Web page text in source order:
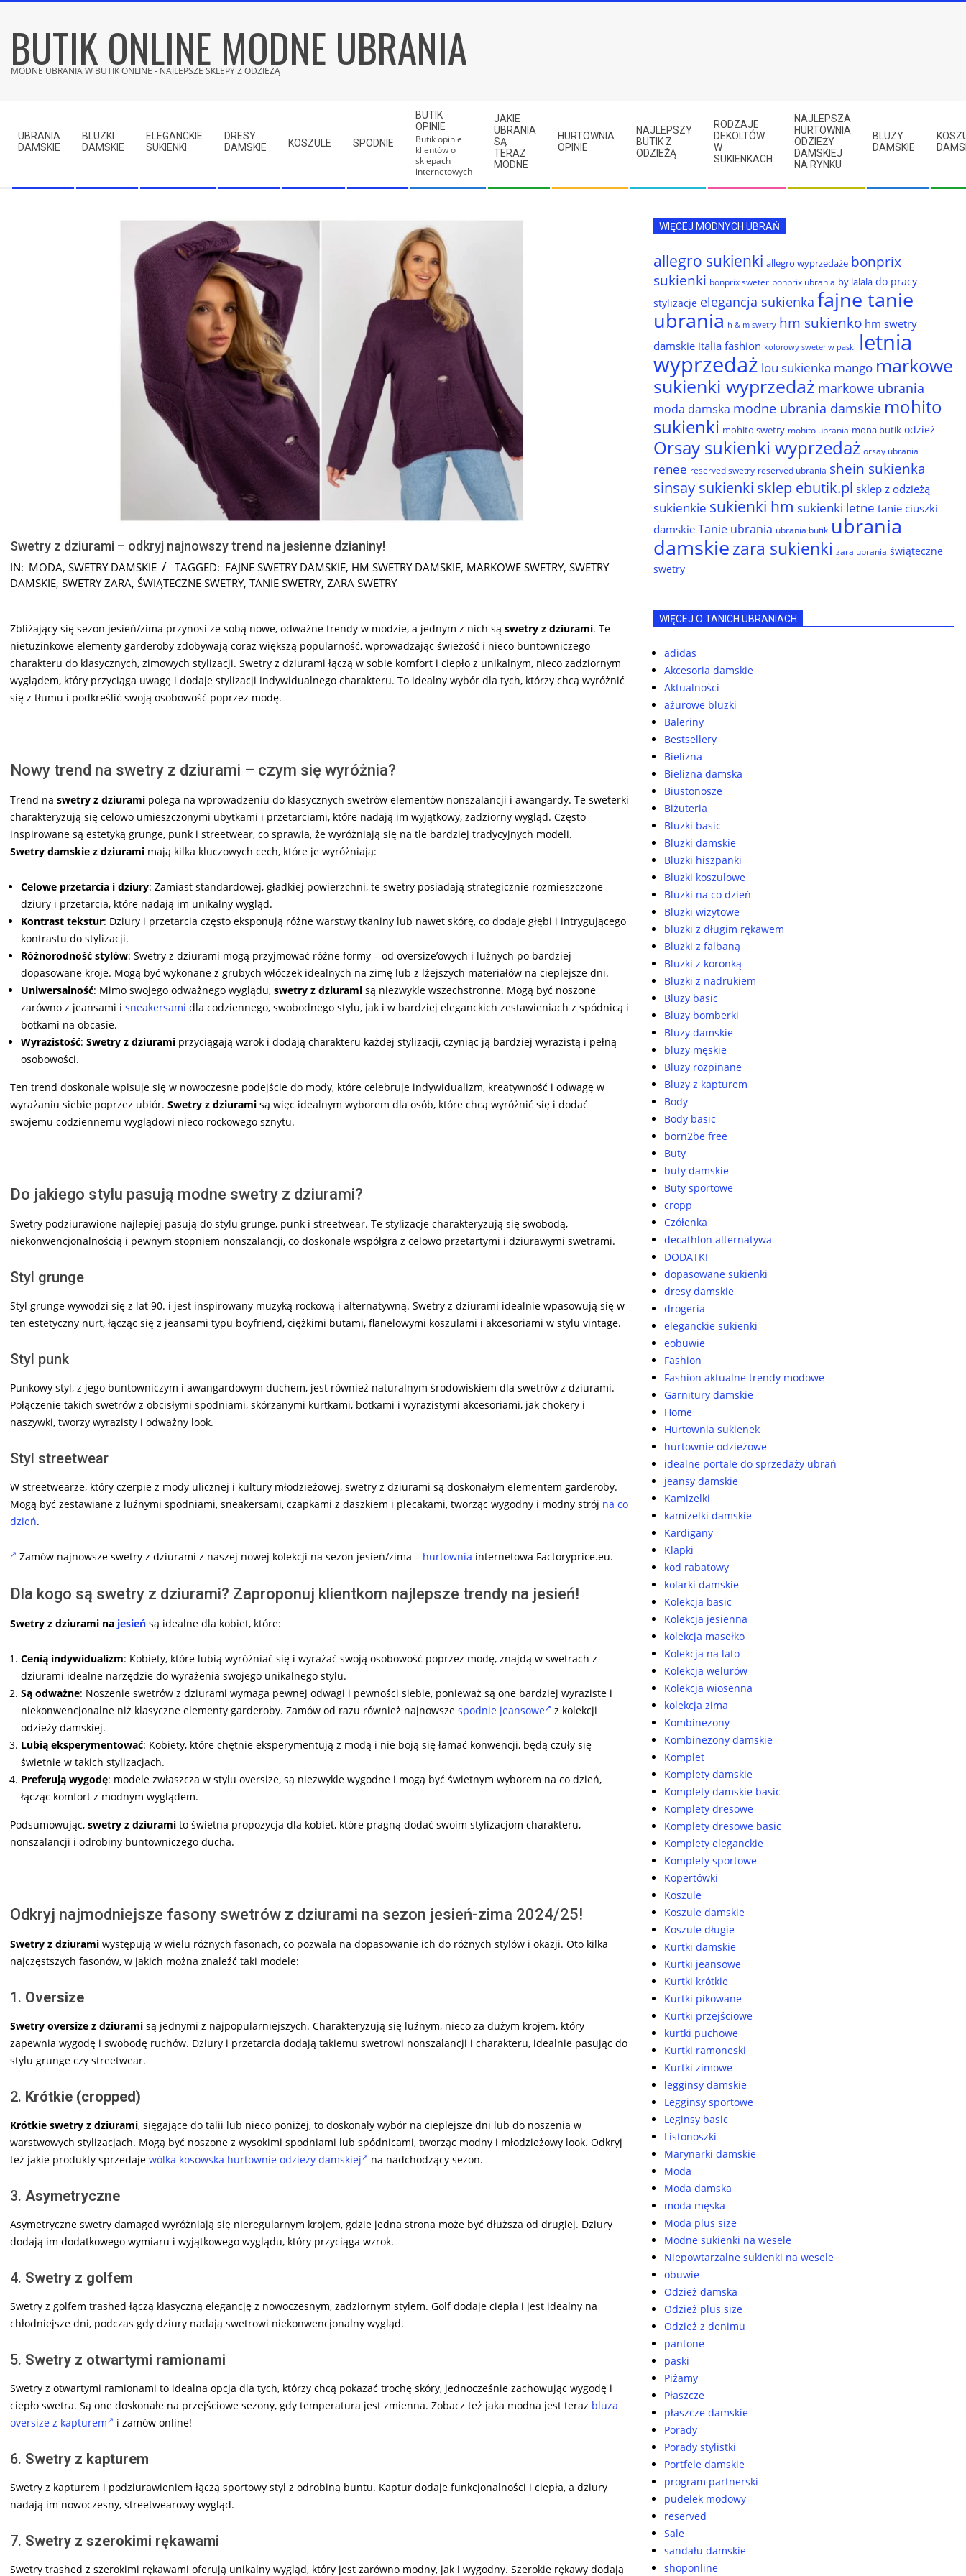
contentBUTIK ONLINE MODNE UBRANIA
MODNE UBRANIA W BUTIK ONLINE - NAJLEPSZE SKLEPY Z ODZIEŻĄ
Menu
UBRANIA
DAMSKIE
BLUZKI
DAMSKIE
ELEGANCKIE
SUKIENKI
DRESY
DAMSKIE
KOSZULE SPODNIE
BUTIK
OPINIE
Butik opinie
klientów o
sklepach
internetowych
JAKIE
UBRANIA
SĄ
TERAZ
MODNE
HURTOWNIA
OPINIE
NAJLEPSZY
BUTIK Z
ODZIEŻĄ
RODZAJE
DEKOLTÓW
W
SUKIENKACH
NAJLEPSZA
HURTOWNIA
ODZIEŻY
DAMSKIEJ
NA RYNKU
BLUZY
DAMSKIE
Swetry z dziurami – odkryj najnowszy trend na jesienne dzianiny!
IN: MODA, SWETRY DAMSKIE TAGGED: FAJNE SWETRY DAMSKIE, HM SWETRY DAMSKIE, MARKOWE SWETRY, SWETRY
DAMSKIE, SWETRY ZARA, ŚWIĄTECZNE SWETRY, TANIE SWETRY, ZARA SWETRY
Zbliżający się sezon jesień/zima przynosi ze sobą nowe, odważne trendy w modzie, a jednym z nich są swetry z dziurami. Te
nietuzinkowe elementy garderoby zdobywają coraz większą popularność, wprowadzając świeżość i nieco buntowniczego
charakteru do klasycznych, zimowych stylizacji. Swetry z dziurami łączą w sobie komfort i ciepło z unikalnym, nieco zadziornym
wyglądem, który przyciąga uwagę i dodaje stylizacji indywidualnego charakteru. To idealny wybór dla tych, którzy chcą wyróżnić
się z tłumu i podkreślić swoją osobowość poprzez modę.
Nowy trend na swetry z dziurami – czym się wyróżnia?
Trend na swetry z dziurami polega na wprowadzeniu do klasycznych swetrów elementów nonszalancji i awangardy. Te sweterki
charakteryzują się celowo umieszczonymi ubytkami i przetarciami, które nadają im wyjątkowy, zadziorny wygląd. Często
inspirowane są estetyką grunge, punk i streetwear, co sprawia, że wyróżniają się na tle bardziej tradycyjnych modeli.
Swetry damskie z dziurami mają kilka kluczowych cech, które je wyróżniają:
Celowe przetarcia i dziury: Zamiast standardowej, gładkiej powierzchni, te swetry posiadają strategicznie rozmieszczone
dziury i przetarcia, które nadają im unikalny wygląd.
Kontrast tekstur: Dziury i przetarcia często eksponują różne warstwy tkaniny lub nawet skórę, co dodaje głębi i intrygującego
kontrastu do stylizacji.
Różnorodność stylów: Swetry z dziurami mogą przyjmować różne formy – od oversize’owych i luźnych po bardziej
dopasowane kroje. Mogą być wykonane z grubych włóczek idealnych na zimę lub z lżejszych materiałów na cieplejsze dni.
Uniwersalność: Mimo swojego odważnego wyglądu, swetry z dziurami są niezwykle wszechstronne. Mogą być noszone
zarówno z jeansami i sneakersami dla codziennego, swobodnego stylu, jak i w bardziej eleganckich zestawieniach z spódnicą i
botkami na obcasie.
Wyrazistość: Swetry z dziurami przyciągają wzrok i dodają charakteru każdej stylizacji, czyniąc ją bardziej wyrazistą i pełną
osobowości.
Ten trend doskonale wpisuje się w nowoczesne podejście do mody, które celebruje indywidualizm, kreatywność i odwagę w
wyrażaniu siebie poprzez ubiór. Swetry z dziurami są więc idealnym wyborem dla osób, które chcą wyróżnić się i dodać
swojemu codziennemu wyglądowi nieco rockowego sznytu.
Do jakiego stylu pasują modne swetry z dziurami?
Swetry podziurawione najlepiej pasują do stylu grunge, punk i streetwear. Te stylizacje charakteryzują się swobodą,
niekonwencjonalnością i pewnym stopniem nonszalancji, co doskonale współgra z celowo przetartymi i dziurawymi swetrami.
Styl grunge
Styl grunge wywodzi się z lat 90. i jest inspirowany muzyką rockową i alternatywną. Swetry z dziurami idealnie wpasowują się w
ten estetyczny nurt, łącząc się z jeansami typu boyfriend, ciężkimi butami, flanelowymi koszulami i akcesoriami w stylu vintage.
Styl punk
Punkowy styl, z jego buntowniczym i awangardowym duchem, jest również naturalnym środowiskiem dla swetrów z dziurami.
Połączenie takich swetrów z obcisłymi spodniami, skórzanymi kurtkami, botkami i wyrazistymi akcesoriami, jak chokery i
naszywki, tworzy wyrazisty i odważny look.
Styl streetwear
W streetwearze, który czerpie z mody ulicznej i kultury młodzieżowej, swetry z dziurami są doskonałym elementem garderoby.
Mogą być zestawiane z luźnymi spodniami, sneakersami, czapkami z daszkiem i plecakami, tworząc wygodny i modny strój na co
dzień.
Zamów najnowsze swetry z dziurami z naszej nowej kolekcji na sezon jesień/zima – hurtownia internetowa Factoryprice.eu.
Dla kogo są swetry z dziurami? Zaproponuj klientkom najlepsze trendy na jesień!
Swetry z dziurami na jesień są idealne dla kobiet, które:
Cenią indywidualizm: Kobiety, które lubią wyróżniać się i wyrażać swoją osobowość poprzez modę, znajdą w swetrach z
dziurami idealne narzędzie do wyrażenia swojego unikalnego stylu.
Są odważne: Noszenie swetrów z dziurami wymaga pewnej odwagi i pewności siebie, ponieważ są one bardziej wyraziste i
niekonwencjonalne niż klasyczne elementy garderoby. Zamów od razu również najnowsze spodnie jeansowe
z kolekcji
odzieży damskiej.
Lubią eksperymentować: Kobiety, które chętnie eksperymentują z modą i nie boją się łamać konwencji, będą czuły się
świetnie w takich stylizacjach.
Preferują wygodę: modele zwłaszcza w stylu oversize, są niezwykle wygodne i mogą być świetnym wyborem na co dzień,
łącząc komfort z modnym wyglądem.
Podsumowując, swetry z dziurami to świetna propozycja dla kobiet, które pragną dodać swoim stylizacjom charakteru,
nonszalancji i odrobiny buntowniczego ducha.
Odkryj najmodniejsze fasony swetrów z dziurami na sezon jesień-zima 2024/25!
Swetry z dziurami występują w wielu różnych fasonach, co pozwala na dopasowanie ich do różnych stylów i okazji. Oto kilka
najczęstszych fasonów, w jakich można znaleźć taki modele:
1. Oversize
Swetry oversize z dziurami są jednymi z najpopularniejszych. Charakteryzują się luźnym, nieco za dużym krojem, który
zapewnia wygodę i swobodę ruchów. Dziury i przetarcia dodają takiemu swetrowi nonszalancji i charakteru, idealnie pasując do
stylu grunge czy streetwear.
2. Krótkie (cropped)
Krótkie swetry z dziurami, sięgające do talii lub nieco poniżej, to doskonały wybór na cieplejsze dni lub do noszenia w
warstwowych stylizacjach. Mogą być noszone z wysokimi spodniami lub spódnicami, tworząc modny i młodzieżowy look. Odkryj
też jakie produkty sprzedaje wólka kosowska hurtownie odzieży damskiej na nadchodzący sezon.
3. Asymetryczne
Asymetryczne swetry damaged wyróżniają się nieregularnym krojem, gdzie jedna strona może być dłuższa od drugiej. Dziury
dodają im dodatkowego wymiaru i wyjątkowego wyglądu, który przyciąga wzrok.
4. Swetry z golfem
Swetry z golfem trashed łączą klasyczną elegancję z nowoczesnym, zadziornym stylem. Golf dodaje ciepła i jest idealny na
chłodniejsze dni, podczas gdy dziury nadają swetrowi niekonwencjonalny wygląd.
5. Swetry z otwartymi ramionami
Swetry z otwartymi ramionami to idealna opcja dla tych, którzy chcą pokazać trochę skóry, jednocześnie zachowując wygodę i
ciepło swetra. Są one doskonałe na przejściowe sezony, gdy temperatura jest zmienna. Zobacz też jaka modna jest teraz bluza
oversize z kapturem
i zamów online!
6. Swetry z kapturem
Swetry z kapturem i podziurawieniem łączą sportowy styl z odrobiną buntu. Kaptur dodaje funkcjonalności i ciepła, a dziury
nadają im nowoczesny, streetwearowy wygląd.
7. Swetry z szerokimi rękawami
Swetry trashed z szerokimi rękawami oferują unikalny wygląd, który jest zarówno modny, jak i wygodny. Szerokie rękawy dodają
WIĘCEJ MODNYCH UBRAŃ
allegro sukienki allegro wyprzedaże bonprix
sukienki bonprix sweter bonprix ubrania by lalala do pracy
stylizacje elegancja sukienka fajne tanie
ubrania h & m swetry hm sukienko hm swetry
damskie italia fashion kolorowy sweter w paski letnia
wyprzedaż lou sukienka mango markowe
sukienki wyprzedaż markowe ubrania
moda damska modne ubrania damskie mohito
sukienki mohito swetry mohito ubrania mona butik odzież
Orsay sukienki wyprzedaż orsay ubrania
renee reserved swetry reserved ubrania shein sukienka
sinsay sukienki sklep ebutik.pl sklep z odzieżą
sukienkie sukienki hm sukienki letne tanie ciuszki
damskie Tanie ubrania ubrania butik ubrania
damskiezara sukienki zara ubrania świąteczne
swetry
WIĘCEJ O TANICH UBRANIACH
adidas
Akcesoria damskie
Aktualności
ażurowe bluzki
Baleriny
Bestsellery
Bielizna
Bielizna damska
Biustonosze
Biżuteria
Bluzki basic
Bluzki damskie
Bluzki hiszpanki
Bluzki koszulowe
Bluzki na co dzień
Bluzki wizytowe
bluzki z długim rękawem
Bluzki z falbaną
Bluzki z koronką
Bluzki z nadrukiem
Bluzy basic
Bluzy bomberki
Bluzy damskie
bluzy męskie
Bluzy rozpinane
Bluzy z kapturem
Body
Body basic
born2be free
Buty
buty damskie
Buty sportowe
cropp
Czółenka
decathlon alternatywa
DODATKI
dopasowane sukienki
dresy damskie
drogeria
eleganckie sukienki
eobuwie
Fashion
Fashion aktualne trendy modowe
Garnitury damskie
Home
Hurtownia sukienek
hurtownie odzieżowe
idealne portale do sprzedaży ubrań
jeansy damskie
Kamizelki
kamizelki damskie
Kardigany
Klapki
kod rabatowy
kolarki damskie
Kolekcja basic
Kolekcja jesienna
kolekcja masełko
Kolekcja na lato
Kolekcja welurów
Kolekcja wiosenna
kolekcja zima
Kombinezony
Kombinezony damskie
Komplet
Komplety damskie
Komplety damskie basic
Komplety dresowe
Komplety dresowe basic
Komplety eleganckie
Komplety sportowe
Kopertówki
Koszule
Koszule damskie
Koszule długie
Kurtki damskie
Kurtki jeansowe
Kurtki krótkie
Kurtki pikowane
Kurtki przejściowe
kurtki puchowe
Kurtki ramoneski
Kurtki zimowe
legginsy damskie
Legginsy sportowe
Leginsy basic
Listonoszki
Marynarki damskie
Moda
Moda damska
moda męska
Moda plus size
Modne sukienki na wesele
Niepowtarzalne sukienki na wesele
obuwie
Odzież damska
Odzież plus size
Odzież z denimu
pantone
paski
Piżamy
Płaszcze
płaszcze damskie
Porady
Porady stylistki
Portfele damskie
program partnerski
pudelek modowy
reserved
Sale
sandału damskie
shoponline